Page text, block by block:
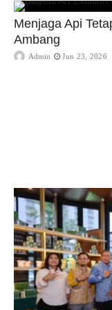
Menjaga Api
Ambang
Admin Jun 23, 2026